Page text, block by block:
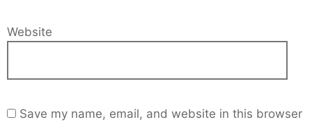
Website
Save my name, email, and website in this browser